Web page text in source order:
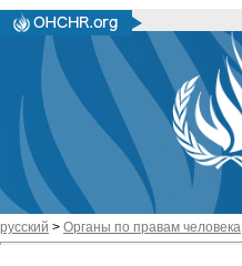
русский > Органы по правам человека